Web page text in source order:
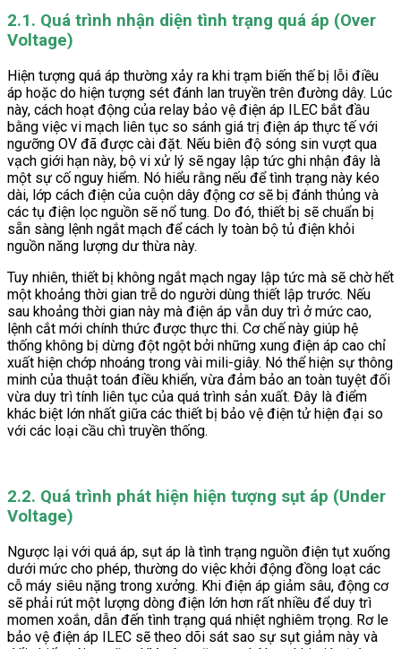
2.1. Quá trình nhận diện tình trạng quá áp (Over
Voltage)
Hiện tượng quá áp thường xảy ra khi trạm biến thế bị lỗi điều
áp hoặc do hiện tượng sét đánh lan truyền trên đường dây. Lúc
này, cách hoạt động của relay bảo vệ điện áp ILEC bắt đầu
bằng việc vi mạch liên tục so sánh giá trị điện áp thực tế với
ngưỡng OV đã được cài đặt. Nếu biên độ sóng sin vượt qua
vạch giới hạn này, bộ vi xử lý sẽ ngay lập tức ghi nhận đây là
một sự cố nguy hiểm. Nó hiểu rằng nếu để tình trạng này kéo
dài, lớp cách điện của cuộn dây động cơ sẽ bị đánh thủng và
các tụ điện lọc nguồn sẽ nổ tung. Do đó, thiết bị sẽ chuẩn bị
sẵn sàng lệnh ngắt mạch để cách ly toàn bộ tủ điện khỏi
nguồn năng lượng dư thừa này.
Tuy nhiên, thiết bị không ngắt mạch ngay lập tức mà sẽ chờ hết
một khoảng thời gian trễ do người dùng thiết lập trước. Nếu
sau khoảng thời gian này mà điện áp vẫn duy trì ở mức cao,
lệnh cắt mới chính thức được thực thi. Cơ chế này giúp hệ
thống không bị dừng đột ngột bởi những xung điện áp cao chỉ
xuất hiện chớp nhoáng trong vài mili-giây. Nó thể hiện sự thông
minh của thuật toán điều khiển, vừa đảm bảo an toàn tuyệt đối
vừa duy trì tính liên tục của quá trình sản xuất. Đây là điểm
khác biệt lớn nhất giữa các thiết bị bảo vệ điện tử hiện đại so
với các loại cầu chì truyền thống.
2.2. Quá trình phát hiện hiện tượng sụt áp (Under
Voltage)
Ngược lại với quá áp, sụt áp là tình trạng nguồn điện tụt xuống
dưới mức cho phép, thường do việc khởi động đồng loạt các
cỗ máy siêu nặng trong xưởng. Khi điện áp giảm sâu, động cơ
sẽ phải rút một lượng dòng điện lớn hơn rất nhiều để duy trì
momen xoắn, dẫn đến tình trạng quá nhiệt nghiêm trọng. Rơ le
bảo vệ điện áp ILEC sẽ theo dõi sát sao sự sụt giảm này và